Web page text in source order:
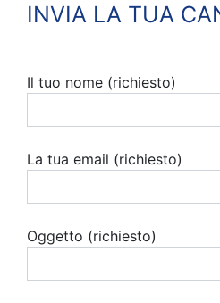
INVIA LA TUA
Il tuo nome (richiesto)
La tua email (richiesto)
Oggetto (richiesto)